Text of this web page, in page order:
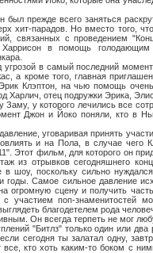
всего заняться
хит-парадов. Но вместо того,
связанных с проведением
Харрисон в помощь
в самый последний
а кроме того, главная
Эрик Клэптон, на чью помощь
Харлич, отец подружки Эрика,
Заму, у которого лечились все
Джон и Йоко поняли, кто в
уговаривая принять
и на Пола, в случае чего
Этот фильм, для которого он
из отрывков сегодняшнего
шоу, поскольку сильно
годы. Самое сильное давление
огромную сцену и получить
участием поп-знаменитостей
благодетелем рода
Он всегда терпеть не мог
"Битлз" только один или два
сегодня ты залатал одну,
все, кто хоть каким-то боком с